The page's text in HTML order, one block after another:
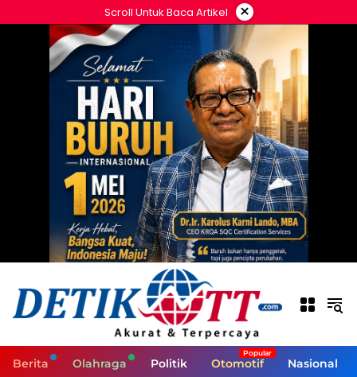
ke
Scroll Untuk Baca Artikel ×
Berita Olahraga Politik Otomotif Nasional